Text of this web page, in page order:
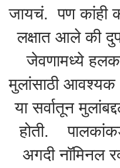
जायचं. पण कांही
लक्षात आले की
जेवणामध्ये
मुलांसाठी
या सर्वातून
होती.
अगदी नॉमिनल